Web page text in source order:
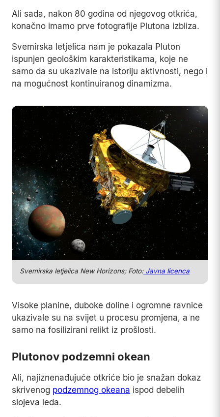
Ali sada, nakon 80 godina od njegovog otkrića,
konačno imamo prve fotografije Plutona izbliza.
Svemirska letjelica nam je pokazala Pluton
ispunjen geološkim karakteristikama, koje ne
samo da su ukazivale na istoriju aktivnosti, nego i
na mogućnost kontinuiranog dinamizma.
Svemirska letjelica New Horizons; Foto:Javna licenca
Visoke planine, duboke doline i ogromne ravnice
ukazivale su na svijet u procesu promjena, a ne
samo na fosilizirani relikt iz prošlosti.
Plutonov podzemni okean
Ali, najiznenađujuće otkriće bio je snažan dokaz
skrivenog podzemnog okeana ispod debelih
slojeva leda.